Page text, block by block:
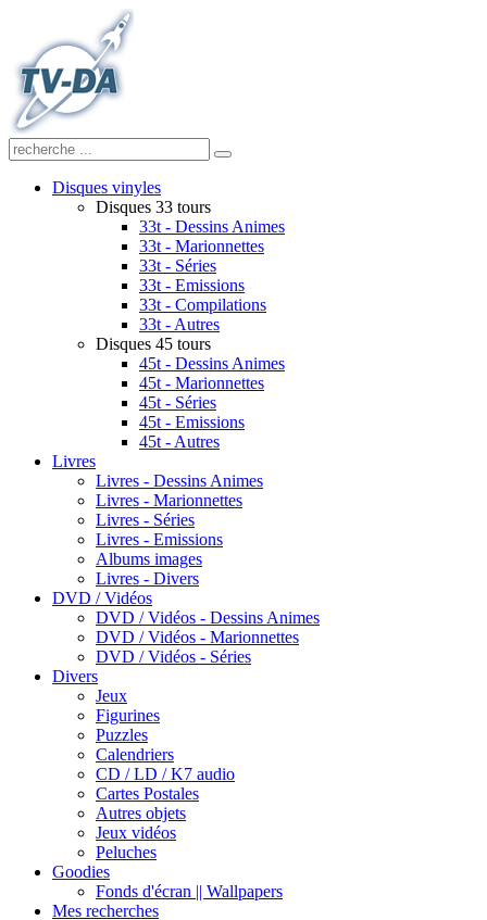
Disques vinyles
Disques 33 tours
33t - Dessins Animes
33t - Marionnettes
33t - Séries
33t - Emissions
33t - Compilations
33t - Autres
Disques 45 tours
45t - Dessins Animes
45t - Marionnettes
45t - Séries
45t - Emissions
45t - Autres
Livres
Livres - Dessins Animes
Livres - Marionnettes
Livres - Séries
Livres - Emissions
Albums images
Livres - Divers
DVD / Vidéos
DVD / Vidéos - Dessins Animes
DVD / Vidéos - Marionnettes
DVD / Vidéos - Séries
Divers
Jeux
Figurines
Puzzles
Calendriers
CD / LD / K7 audio
Cartes Postales
Autres objets
Jeux vidéos
Peluches
Goodies
Fonds d'écran || Wallpapers
Mes recherches